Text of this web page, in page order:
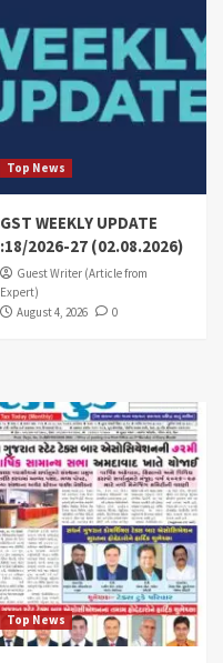
Top News
GST WEEKLY UPDATE
:18/2026-27 (02.08.2026)
Guest Writer (Article from
Expert)
August 4, 2026
0
Top News